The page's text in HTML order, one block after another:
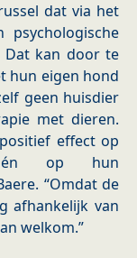
dat via het
Dat kan door te
hun eigen hond
geen huisdier
met dieren.
effect op
én op hun
“Omdat de
afhankelijk van
welkom.”